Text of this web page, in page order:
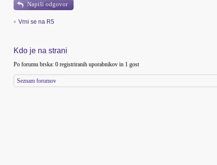
Napiši odgovor
Vrni se na R5
Kdo je na strani
Po forumu brska: 0 registriranih uporabnikov in 1 gost
Seznam forumov